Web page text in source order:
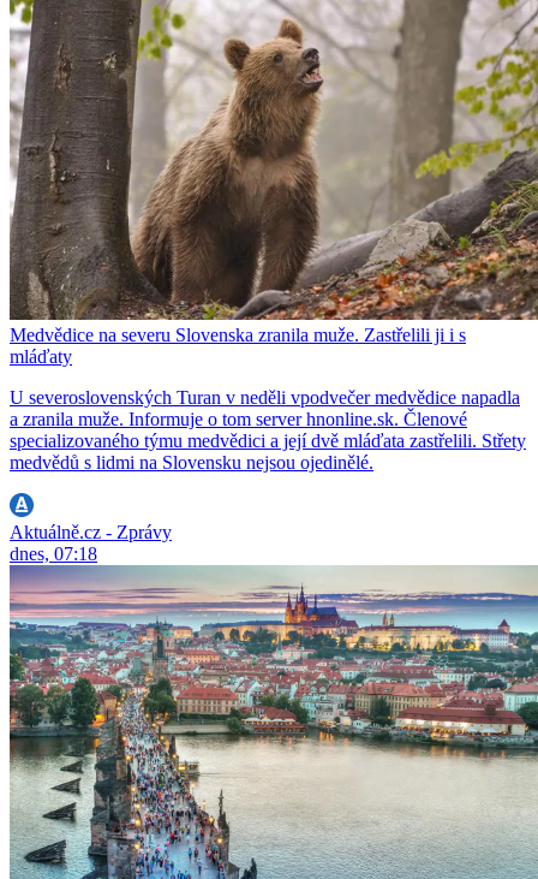
Medvědice na severu Slovenska zranila muže. Zastřelili ji i s
mláďaty
U severoslovenských Turan v neděli vpodvečer medvědice napadla
a zranila muže. Informuje o tom server hnonline.sk. Členové
specializovaného týmu medvědici a její dvě mláďata zastřelili. Střety
medvědů s lidmi na Slovensku nejsou ojedinělé.
Aktuálně.cz - Zprávy
dnes, 07:18